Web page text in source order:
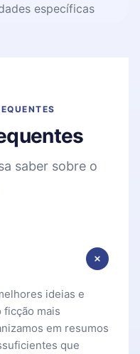
específicas
saber sobre o
ideias e
mais
em resumos
que